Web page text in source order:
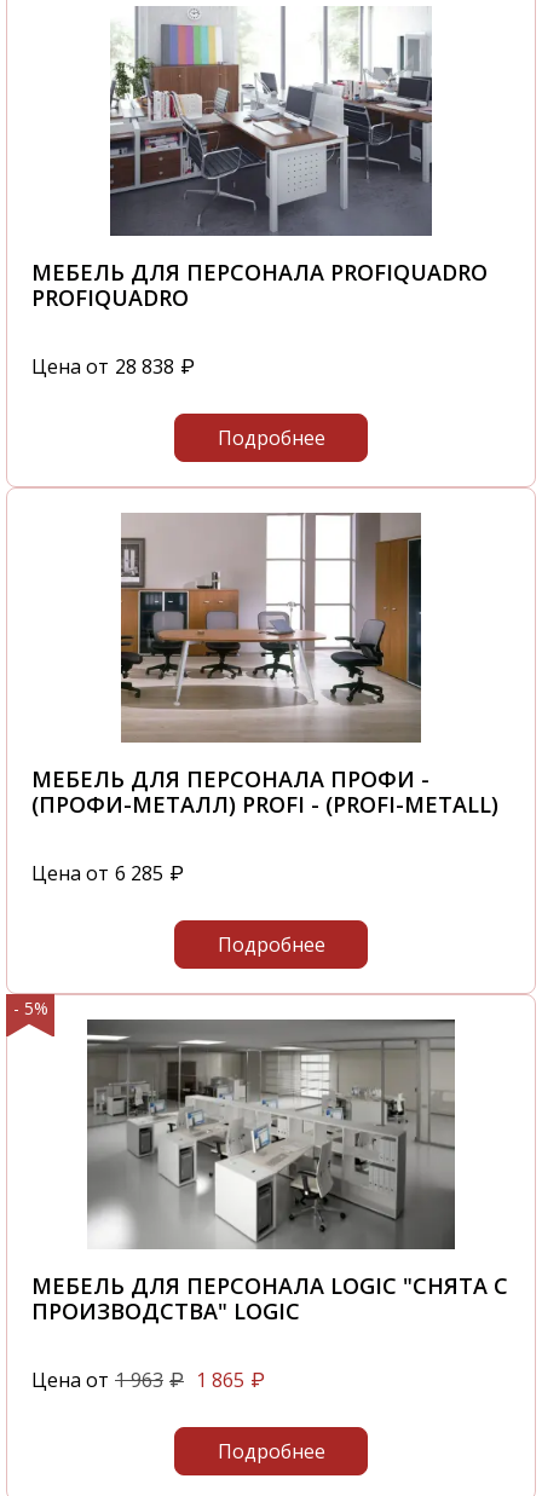
МЕБЕЛЬ ДЛЯ ПЕРСОНАЛА PROFIQUADRO
PROFIQUADRO
Цена от 28 838 ₽
Подробнее
МЕБЕЛЬ ДЛЯ ПЕРСОНАЛА ПРОФИ -
(ПРОФИ-МЕТАЛЛ) PROFI - (PROFI-METALL)
Цена от 6 285 ₽
Подробнее
- 5%
МЕБЕЛЬ ДЛЯ ПЕРСОНАЛА LOGIC "СНЯТА С
ПРОИЗВОДСТВА" LOGIC
Цена от 1 963 ₽ 1 865 ₽
Подробнее